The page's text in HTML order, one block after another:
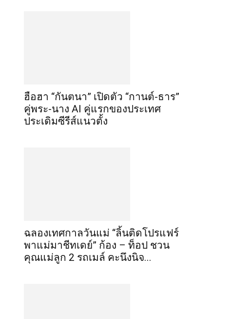
ฮือฮา “กันตนา” เปิดตัว “กานต์-ธาร”
คู่พระ-นาง AI คู่แรกของประเทศ
ประเดิมซีรีส์แนวตั้ง
ฉลองเทศกาลวันแม่ “ลิ้นติดโปรแฟร์
พาแม่มาชีทเดย์” ก้อง – ท็อป ชวน
คุณแม่ลูก 2 รถเมล์ คะนึงนิจ...